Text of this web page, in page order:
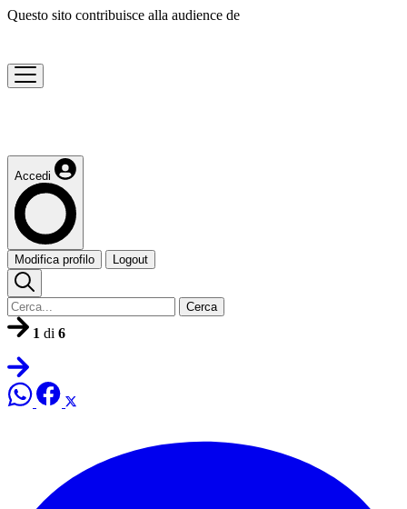
Questo sito contribuisce alla audience de
Accedi
Modifica profilo Logout
Cerca
1 di 6